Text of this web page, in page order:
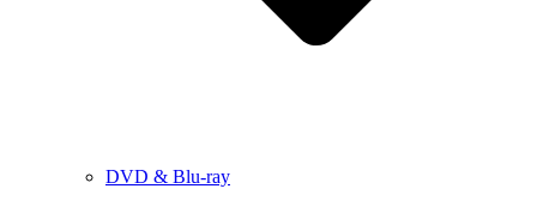
DVD & Blu-ray